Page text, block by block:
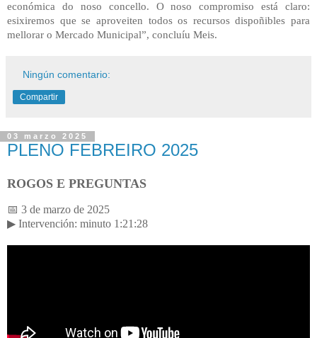
económica do noso concello. O noso compromiso está claro:
esixiremos que se aproveiten todos os recursos dispoñibles para
mellorar o Mercado Municipal”, concluíu Meis.
Ningún comentario:
Compartir
03 marzo 2025
PLENO FEBREIRO 2025
ROGOS E PREGUNTAS
📅 3 de marzo de 2025
▶ Intervención: minuto 1:21:28